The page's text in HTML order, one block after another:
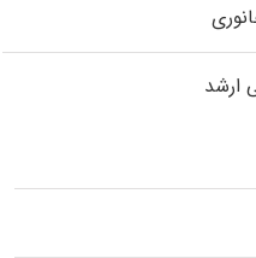
ارشد